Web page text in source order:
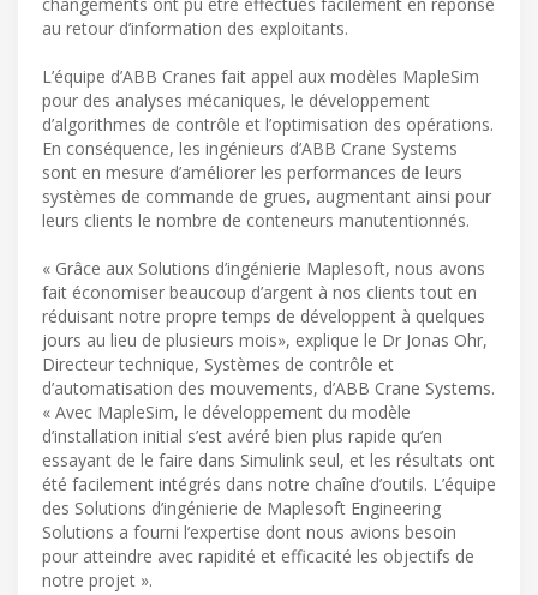
au retour d’information des exploitants.
L’équipe d’ABB Cranes fait appel aux modèles MapleSim
pour des analyses mécaniques, le développement
d’algorithmes de contrôle et l’optimisation des opérations.
En conséquence, les ingénieurs d’ABB Crane Systems
sont en mesure d’améliorer les performances de leurs
systèmes de commande de grues, augmentant ainsi pour
leurs clients le nombre de conteneurs manutentionnés.
« Grâce aux Solutions d’ingénierie Maplesoft, nous avons
fait économiser beaucoup d’argent à nos clients tout en
réduisant notre propre temps de développent à quelques
jours au lieu de plusieurs mois», explique le Dr Jonas Ohr,
Directeur technique, Systèmes de contrôle et
d’automatisation des mouvements, d’ABB Crane Systems.
« Avec MapleSim, le développement du modèle
d’installation initial s’est avéré bien plus rapide qu’en
essayant de le faire dans Simulink seul, et les résultats ont
été facilement intégrés dans notre chaîne d’outils. L’équipe
des Solutions d’ingénierie de Maplesoft Engineering
Solutions a fourni l’expertise dont nous avions besoin
pour atteindre avec rapidité et efficacité les objectifs de
notre projet ».